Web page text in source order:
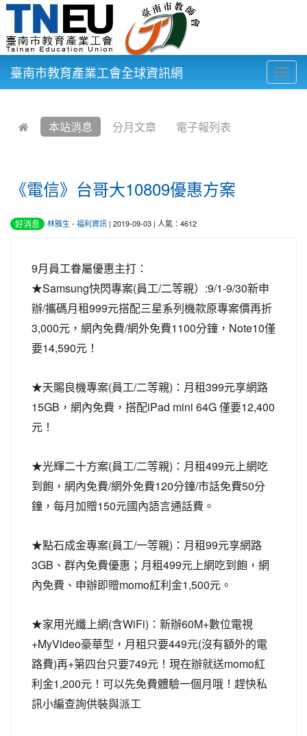
臺南市教育產業工會全球資訊網
本站消息 分月文章 電子報列表
《電信》台哥大10809優惠方案
好消息 林雅生 - 福利資訊 | 2019-09-03 | 人氣：4612
9月員工眷屬優惠主打：
★Samsung快閃專案(員工/二等親） :9/1-9/30新申
辦/攜碼月租999元搭配三星系列機款原專案價再折
3,000元，網內免費/網外免費1100分鐘， Note10僅
要14,590元！
★天賜良機專案(員工/二等親) ：月租399元享網路
15GB ，網內免費，搭配iPad mini 64G 僅要12,400
元！
★光輝二十方案(員工/二等親) ：月租499元上網吃
到飽，網內免費/網外免費120分鐘/市話免費50分
鐘，每月加贈150元國內語言通話費。
★點石成金專案(員工/一等親) ：月租99元享網路
3GB 、群內免費優惠；月租499元上網吃到飽，網
內免費、申辦即贈momo紅利金1,500元。
★家用光纖上網(含WiFi) ：新辦60M+數位電視
+MyVideo豪華型，月租只要449元(沒有額外的電
路費)再+第四台只要749元！現在辦就送momo紅
利金1,200元！可以先免費體驗一個月哦！趕快私
訊小編查詢供裝與派工